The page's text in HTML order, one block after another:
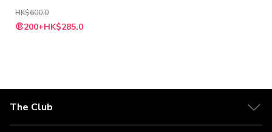
HK$600.0
特
殊 200+HK$285.0
The Club
關於 The Club